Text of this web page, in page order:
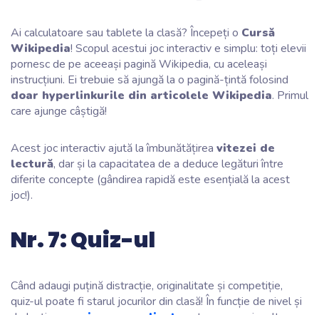
Ai calculatoare sau tablete la clasă? Începeți o Cursă
Wikipedia! Scopul acestui joc interactiv e simplu: toți elevii
pornesc de pe aceeași pagină Wikipedia, cu aceleași
instrucțiuni. Ei trebuie să ajungă la o pagină-țintă folosind
doar hyperlinkurile din articolele Wikipedia. Primul
care ajunge câștigă!
Acest joc interactiv ajută la îmbunătățirea vitezei de
lectură, dar și la capacitatea de a deduce legături între
diferite concepte (gândirea rapidă este esențială la acest
joc!).
Nr. 7: Quiz-ul
Când adaugi puțină distracție, originalitate și competiție,
quiz-ul poate fi starul jocurilor din clasă! În funcție de nivel și